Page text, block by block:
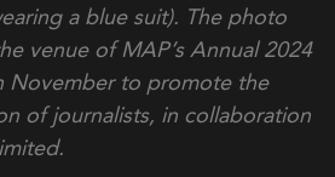
a blue suit). The photo
venue of MAP’s Annual 2024
November to promote the
of journalists, in collaboration